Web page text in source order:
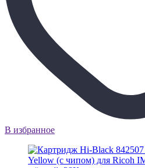
В избранное